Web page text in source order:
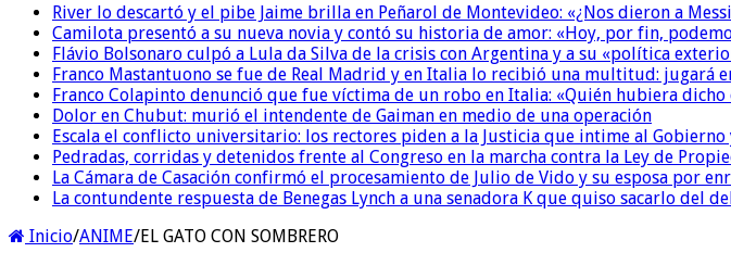
River lo descartó y el pibe Jaime brilla en Peñarol de Montevideo: «¿Nos dieron a
Camilota presentó a su nueva novia y contó su historia de amor: «Hoy, por fin,
Flávio Bolsonaro culpó a Lula da Silva de la crisis con Argentina y a su «política
Franco Mastantuono se fue de Real Madrid y en Italia lo recibió una multitud: jugará
Franco Colapinto denunció que fue víctima de un robo en Italia: «Quién hubiera
Dolor en Chubut: murió el intendente de Gaiman en medio de una operación
Escala el conflicto universitario: los rectores piden a la Justicia que intime al
Pedradas, corridas y detenidos frente al Congreso en la marcha contra la Ley de
La Cámara de Casación confirmó el procesamiento de Julio de Vido y su esposa por
La contundente respuesta de Benegas Lynch a una senadora K que quiso sacarlo del
Inicio/ANIME/EL GATO CON SOMBRERO